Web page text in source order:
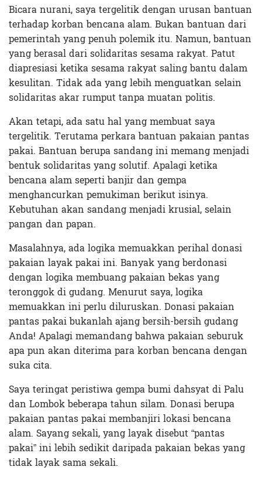
Bicara nurani, saya tergelitik dengan urusan bantuan
terhadap korban bencana alam. Bukan bantuan dari
pemerintah yang penuh polemik itu. Namun, bantuan
yang berasal dari solidaritas sesama rakyat. Patut
diapresiasi ketika sesama rakyat saling bantu dalam
kesulitan. Tidak ada yang lebih menguatkan selain
solidaritas akar rumput tanpa muatan politis.
Akan tetapi, ada satu hal yang membuat saya
tergelitik. Terutama perkara bantuan pakaian pantas
pakai. Bantuan berupa sandang ini memang menjadi
bentuk solidaritas yang solutif. Apalagi ketika
bencana alam seperti banjir dan gempa
menghancurkan pemukiman berikut isinya.
Kebutuhan akan sandang menjadi krusial, selain
pangan dan papan.
Masalahnya, ada logika memuakkan perihal donasi
pakaian layak pakai ini. Banyak yang berdonasi
dengan logika membuang pakaian bekas yang
teronggok di gudang. Menurut saya, logika
memuakkan ini perlu diluruskan. Donasi pakaian
pantas pakai bukanlah ajang bersih-bersih gudang
Anda! Apalagi memandang bahwa pakaian seburuk
apa pun akan diterima para korban bencana dengan
suka cita.
Saya teringat peristiwa gempa bumi dahsyat di Palu
dan Lombok beberapa tahun silam. Donasi berupa
pakaian pantas pakai membanjiri lokasi bencana
alam. Sayang sekali, yang layak disebut “pantas
pakai” ini lebih sedikit daripada pakaian bekas yang
tidak layak sama sekali.